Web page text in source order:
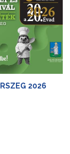
2026